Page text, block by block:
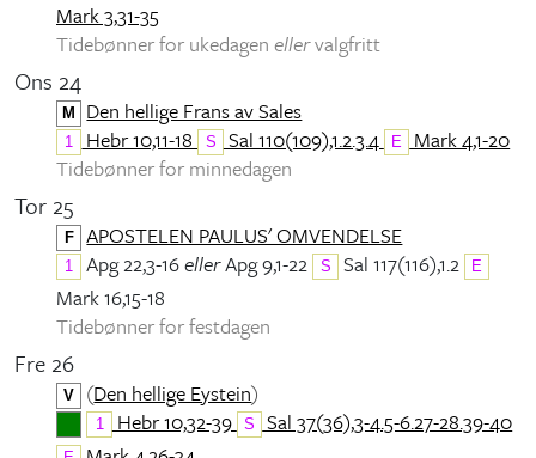
Mark 3,31-35
Tidebønner for ukedagen ellervalgfritt
Ons 24
M Den hellige Frans av Sales
1 Hebr 10,11-18 S Sal 110(109),1.2.3.4 E
Mark 4,1-20
Tidebønner for minnedagen
Tor 25
F APOSTELEN PAULUS' OMVENDELSE
1 Apg 22,3-16ellerApg 9,1-22 S Sal 117(116),1.2 E
Mark 16,15-18
Tidebønner for festdagen
Fre 26
V (Den hellige Eystein)
1 Hebr 10,32-39 S Sal 37(36),3-4.5-6.27-28.39-40